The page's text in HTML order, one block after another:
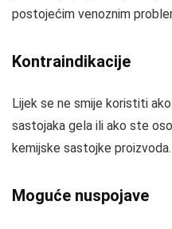
postojećim venoznim
Kontraindikacije
Lijek se ne smije koristiti
sastojaka gela ili ako ste
kemijske sastojke proizvoda.
Moguće nuspojave